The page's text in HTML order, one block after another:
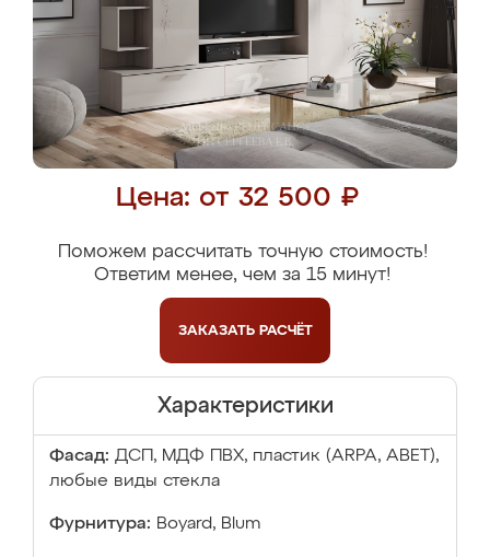
Цена: от 32 500 ₽
Поможем рассчитать точную стоимость!
Ответим менее, чем за 15 минут!
ЗАКАЗАТЬ РАСЧЁТ
Характеристики
Фасад: ДСП, МДФ ПВХ, пластик (ARPA, ABET),
любые виды стекла
Фурнитура: Boyard, Blum